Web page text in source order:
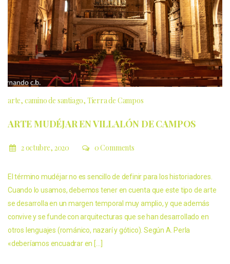
arte camino de santiago Tierra de Campos
ARTE MUDÉJAR EN VILLALÓN DE CAMPOS
2 octubre, 2020 0 Comments
El término mudéjar no es sencillo de definir para los historiadores.
Cuando lo usamos, debemos tener en cuenta que este tipo de arte
se desarrolla en un margen temporal muy amplio, y que además
convive y se funde con arquitecturas que se han desarrollado en
otros lenguajes (románico, nazarí y gótico). Según A. Perla
«deberíamos encuadrar en […]